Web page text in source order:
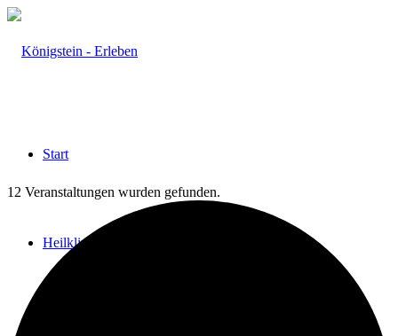
Start
Heilklima
12 Veranstaltungen wurden gefunden.